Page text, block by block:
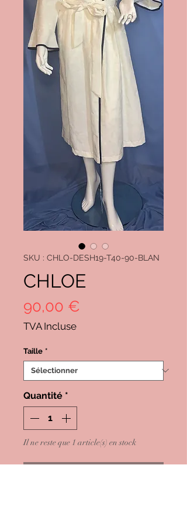
SKU : CHLO-DESH19-T40-90-BLAN
CHLOE
90,00 €
TVA Incluse
Taille *
Quantité *
Il ne reste que 1 article(s) en stock